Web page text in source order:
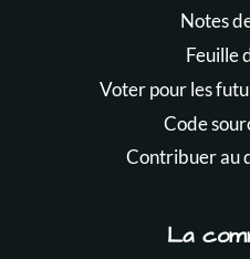
Notes
Feuille
Voter pour les
Code
Contribuer au
La